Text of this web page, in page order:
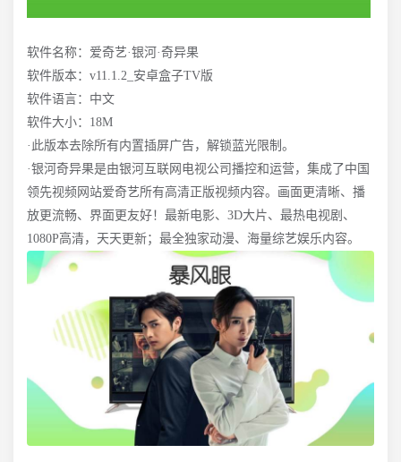
软件名称：爱奇艺·银河·奇异果
软件版本：v11.1.2_安卓盒子TV版
软件语言：中文
软件大小：18M
·此版本去除所有内置插屏广告，解锁蓝光限制。
·银河奇异果是由银河互联网电视公司播控和运营，集成了中国
领先视频网站爱奇艺所有高清正版视频内容。画面更清晰、播
放更流畅、界面更友好！最新电影、3D大片、最热电视剧、
1080P高清，天天更新；最全独家动漫、海量综艺娱乐内容。